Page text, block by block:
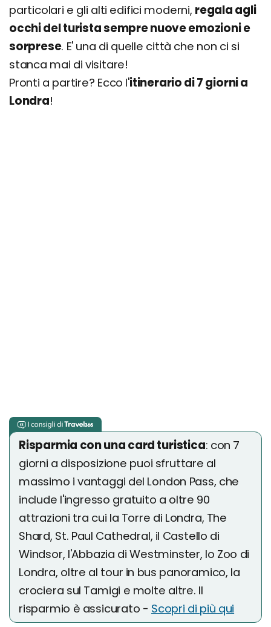
particolari e gli alti edifici moderni, regala agli
occhi del turista sempre nuove emozioni e
sorprese. E' una di quelle città che non ci si
stanca mai di visitare!
Pronti a partire? Ecco l'itinerario di 7 giorni a
Londra!
Risparmia con una card turistica: con 7
giorni a disposizione puoi sfruttare al
massimo i vantaggi del London Pass, che
include l'ingresso gratuito a oltre 90
attrazioni tra cui la Torre di Londra, The
Shard, St. Paul Cathedral, il Castello di
Windsor, l'Abbazia di Westminster, lo Zoo di
Londra, oltre al tour in bus panoramico, la
crociera sul Tamigi e molte altre. Il
risparmio è assicurato - Scopri di più qui